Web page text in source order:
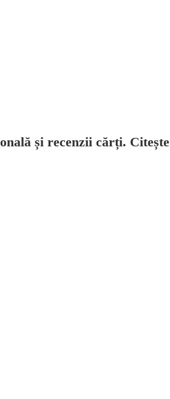
și recenzii cărți. Citește